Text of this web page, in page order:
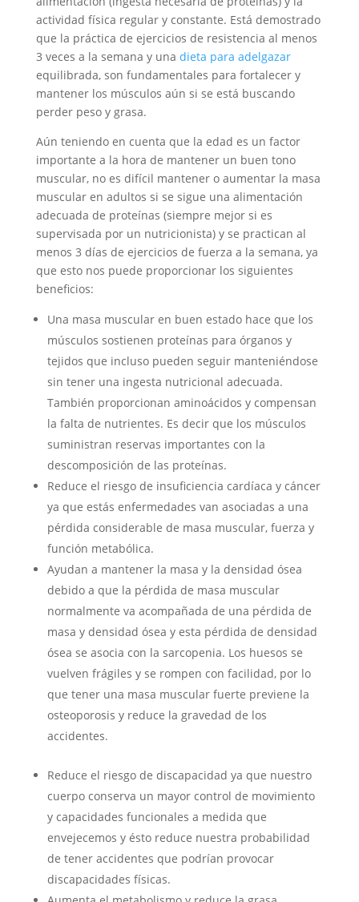
actividad física regular y constante. Está demostrado
que la práctica de ejercicios de resistencia al menos
3 veces a la semana y una dieta para adelgazar
equilibrada, son fundamentales para fortalecer y
mantener los músculos aún si se está buscando
perder peso y grasa.
Aún teniendo en cuenta que la edad es un factor
importante a la hora de mantener un buen tono
muscular, no es difícil mantener o aumentar la masa
muscular en adultos si se sigue una alimentación
adecuada de proteínas (siempre mejor si es
supervisada por un nutricionista) y se practican al
menos 3 días de ejercicios de fuerza a la semana, ya
que esto nos puede proporcionar los siguientes
beneficios:
Una masa muscular en buen estado hace que los
músculos sostienen proteínas para órganos y
tejidos que incluso pueden seguir manteniéndose
sin tener una ingesta nutricional adecuada.
También proporcionan aminoácidos y compensan
la falta de nutrientes. Es decir que los músculos
suministran reservas importantes con la
descomposición de las proteínas.
Reduce el riesgo de insuficiencia cardíaca y cáncer
ya que estás enfermedades van asociadas a una
pérdida considerable de masa muscular, fuerza y
función metabólica.
Ayudan a mantener la masa y la densidad ósea
debido a que la pérdida de masa muscular
normalmente va acompañada de una pérdida de
masa y densidad ósea y esta pérdida de densidad
ósea se asocia con la sarcopenia. Los huesos se
vuelven frágiles y se rompen con facilidad, por lo
que tener una masa muscular fuerte previene la
osteoporosis y reduce la gravedad de los
accidentes.
Reduce el riesgo de discapacidad ya que nuestro
cuerpo conserva un mayor control de movimiento
y capacidades funcionales a medida que
envejecemos y ésto reduce nuestra probabilidad
de tener accidentes que podrían provocar
discapacidades físicas.